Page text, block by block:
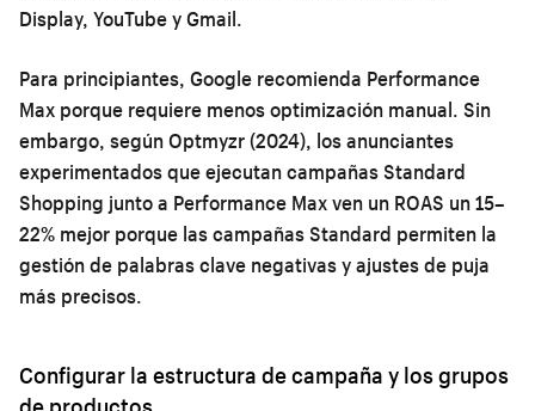
Display, YouTube y Gmail.
Para principiantes, Google recomienda Performance
Max porque requiere menos optimización manual. Sin
embargo, según Optmyzr (2024), los anunciantes
experimentados que ejecutan campañas Standard
Shopping junto a Performance Max ven un ROAS un 15–
22% mejor porque las campañas Standard permiten la
gestión de palabras clave negativas y ajustes de puja
más precisos.
Configurar la estructura de campaña y los grupos